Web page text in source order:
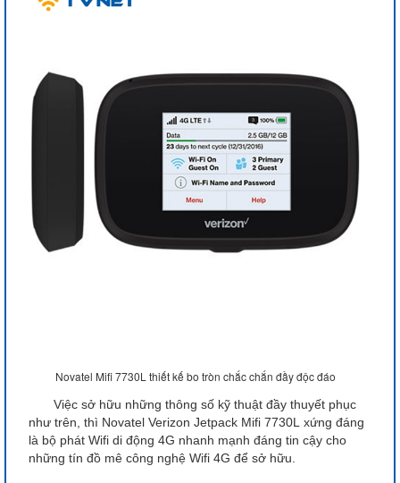
Novatel Mifi 7730L thiết kế bo tròn chắc chắn đầy độc đáo
Việc sở hữu những thông số kỹ thuật đầy thuyết phục
như trên, thì Novatel Verizon Jetpack Mifi 7730L xứng đáng
là bộ phát Wifi di động 4G nhanh mạnh đáng tin cậy cho
những tín đồ mê công nghệ Wifi 4G để sở hữu.